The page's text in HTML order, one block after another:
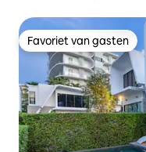
Favoriet van gasten
Favoriet van gasten